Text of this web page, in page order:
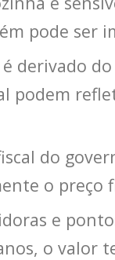
pode ser
derivado
podem
do
o preço
e
o valor